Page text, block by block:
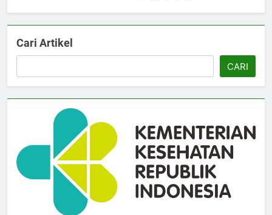
Cari Artikel
CARI